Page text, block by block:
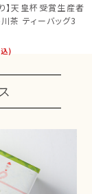
】天皇杯受賞生産者
茶 ティーバッグ3
)